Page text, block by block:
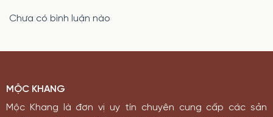
Chưa có bình luận nào
MỘC KHANG
Mộc Khang là đơn vị uy tín chuyên cung cấp các sản